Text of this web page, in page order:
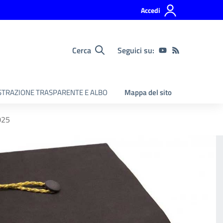
Accedi
Cerca Seguici su:
TRASPARENTE E ALBO Mappa del sito